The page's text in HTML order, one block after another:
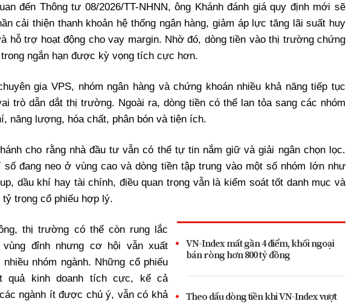
đến Thông tư 08/2026/TT-NHNN, ông Khánh đánh giá quy định mới sẽ
cải thiện thanh khoản hệ thống ngân hàng, giảm áp lực tăng lãi suất huy
hỗ trợ hoạt động cho vay margin. Nhờ đó, dòng tiền vào thị trường chứng
trong ngắn hạn được kỳ vọng tích cực hơn.
gia VPS, nhóm ngân hàng và chứng khoán nhiều khả năng tiếp tục
trò dẫn dắt thị trường. Ngoài ra, dòng tiền có thể lan tỏa sang các nhóm
năng lượng, hóa chất, phân bón và tiện ích.
cho rằng nhà đầu tư vẫn có thể tự tin nắm giữ và giải ngân chọn lọc.
số đang neo ở vùng cao và dòng tiền tập trung vào một số nhóm lớn như
dầu khí hay tài chính, điều quan trọng vẫn là kiểm soát tốt danh mục và
trọng cổ phiếu hợp lý.
VN-Index mất gần 4 điểm, khối ngoại
bán ròng hơn 800 tỷ đồng
Theo dấu dòng tiền khi VN-Index vượt
thị trường có thể còn rung lắc
vùng đỉnh nhưng cơ hội vẫn xuất
nhiều nhóm ngành. Những cổ phiếu
quả kinh doanh tích cực, kể cả
ngành ít được chú ý, vẫn có khả